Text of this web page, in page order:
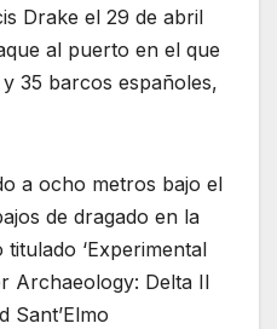
Drake el 29 de abril
al puerto en el que
35 barcos españoles,
a ocho metros bajo el
de dragado en la
‘Experimental
Archaeology: Delta II
Sant’Elmo